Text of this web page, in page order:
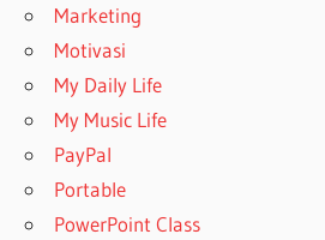
Marketing
Motivasi
My Daily Life
My Music Life
PayPal
Portable
PowerPoint Class